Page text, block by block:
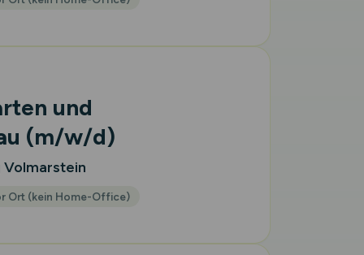
und
(m/w/d)
Volmarstein
Ort (kein Home-Office)